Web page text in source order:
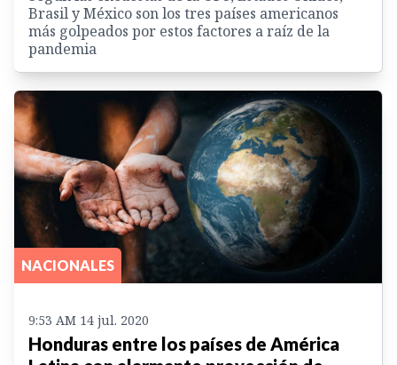
Brasil y México son los tres países americanos
más golpeados por estos factores a raíz de la
pandemia
NACIONALES
9:53 AM 14 jul. 2020
Honduras entre los países de América